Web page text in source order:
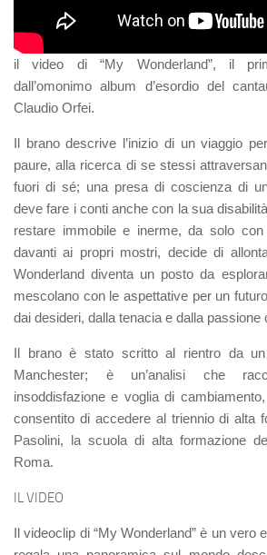
il video di “My Wonderland”, il
dall’omonimo album d’esordio del
Claudio Orfei.
Il brano descrive l’inizio di un viaggio
paure, alla ricerca di se stessi
fuori di sé; una presa di coscienza di
deve fare i conti anche con la sua
restare immobile e inerme, da solo
davanti ai propri mostri, decide di
Wonderland diventa un posto da
mescolano con le aspettative per un
dai desideri, dalla tenacia e dalla passione
Il brano è stato scritto al rientro da
Manchester; è un’analisi che
insoddisfazione e voglia di
consentito di accedere al triennio di alta
Pasolini, la scuola di alta formazione
Roma.
IL VIDEO
Il videoclip di “My Wonderland” è un vero